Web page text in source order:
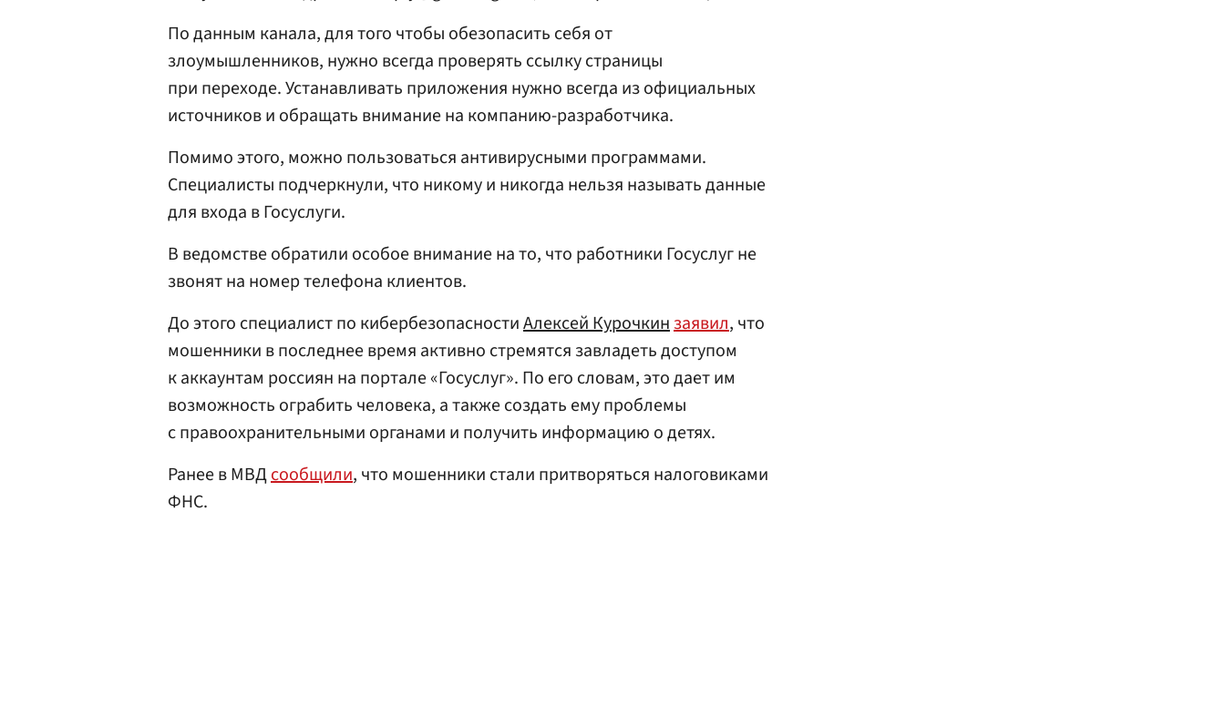
По данным канала, для того чтобы обезопасить себя от
злоумышленников, нужно всегда проверять ссылку страницы
при переходе. Устанавливать приложения нужно всегда из официальных
источников и обращать внимание на компанию-разработчика.
Помимо этого, можно пользоваться антивирусными программами.
Специалисты подчеркнули, что никому и никогда нельзя называть данные
для входа в Госуслуги.
В ведомстве обратили особое внимание на то, что работники Госуслуг не
звонят на номер телефона клиентов.
До этого специалист по кибербезопасностиАлексей Курочкинзаявил, что
мошенники в последнее время активно стремятся завладеть доступом
к аккаунтам россиян на портале «Госуслуг». По его словам, это дает им
возможность ограбить человека, а также создать ему проблемы
с правоохранительными органами и получить информацию о детях.
Ранее в МВДсообщили, что мошенники стали притворяться налоговиками
ФНС.